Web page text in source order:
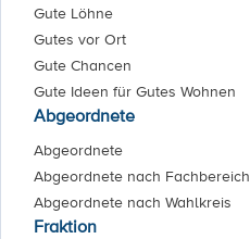
Gute Löhne
Gutes vor Ort
Gute Chancen
Gute Ideen für Gutes Wohnen
Abgeordnete
Abgeordnete
Abgeordnete nach Fachbereich
Abgeordnete nach Wahlkreis
Fraktion